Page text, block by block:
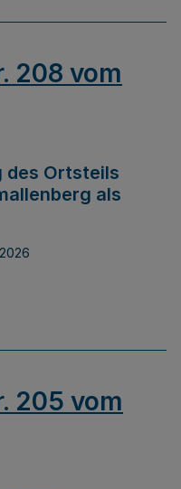
208 vom
des Ortsteils
als
205 vom